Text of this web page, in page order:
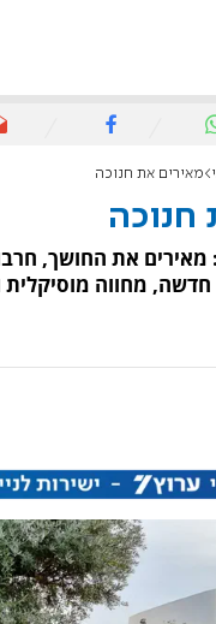
מאירים את חנוכה
חנוכה
מאירים את החושך,
מחווה מוסיקלית